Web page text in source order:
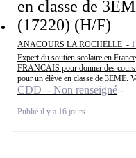
en classe de
(17220) (H/F)
ANACOURS LA ROCHELLE -
Expert du soutien scolaire en
FRANCAIS pour donner des
pour un élève en classe de 3EME.
CDD - Non renseigné
Publié il y a 16 jours